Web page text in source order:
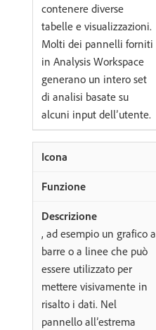
contenere diverse
tabelle e visualizzazioni.
Molti dei pannelli forniti
in Analysis Workspace
generano un intero set
di analisi basate su
alcuni input dell’utente.
, ad esempio un grafico a
barre o a linee che può
essere utilizzato per
mettere visivamente in
risalto i dati. Nel
pannello all’estrema